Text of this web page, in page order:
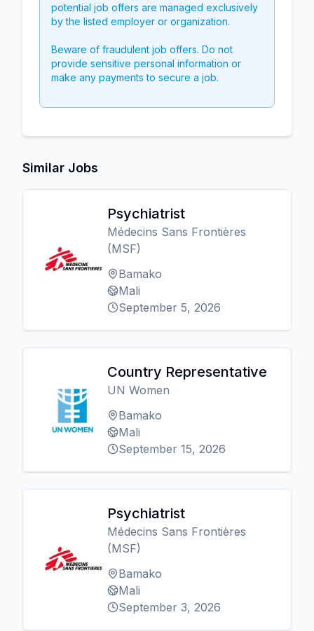
potential job offers are managed exclusively
by the listed employer or organization.
Beware of fraudulent job offers. Do not
provide sensitive personal information or
make any payments to secure a job.
Similar Jobs
Psychiatrist
Médecins Sans Frontières
(MSF)
Bamako
Mali
September 5, 2026
Country Representative
UN Women
Bamako
Mali
September 15, 2026
Psychiatrist
Médecins Sans Frontières
(MSF)
Bamako
Mali
September 3, 2026